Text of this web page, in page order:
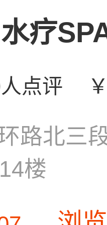
疗
点评
路北三
楼